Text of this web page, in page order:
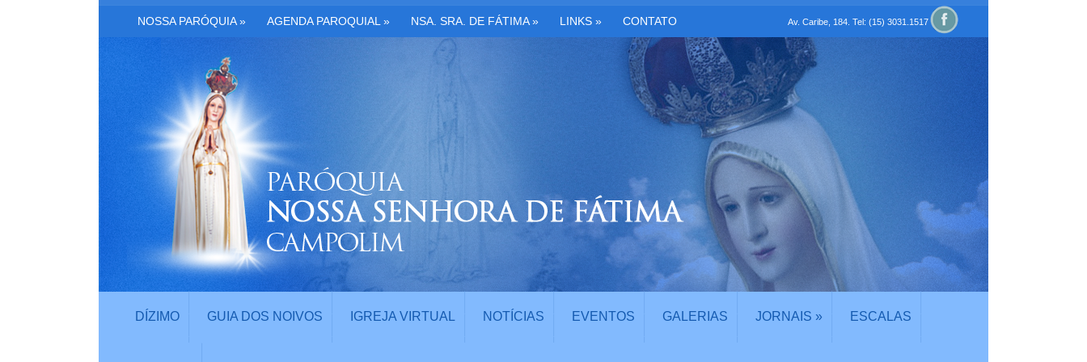
NOSSA PARÓQUIA» AGENDA PAROQUIAL » NSA. SRA. DE FÁTIMA» LINKS » CONTATO Av. Caribe, 184. Tel: (15) 3031.1517
DÍZIMO GUIA DOS NOIVOS IGREJA VIRTUAL NOTÍCIAS EVENTOS GALERIAS JORNAIS » ESCALAS